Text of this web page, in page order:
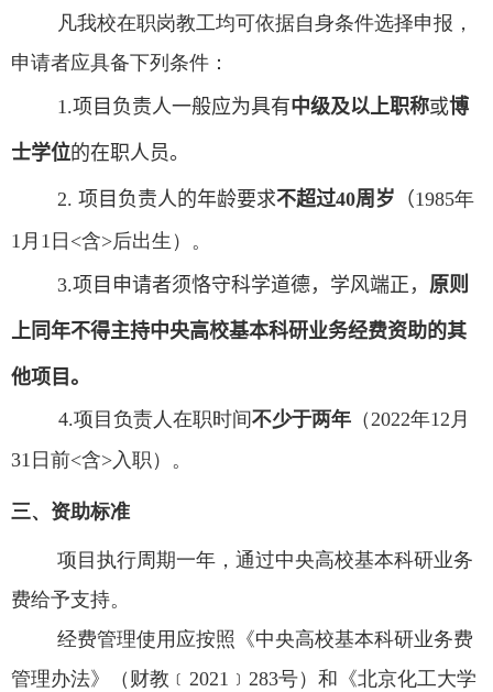
凡我校在职岗教工均可依据自身条件选择申报，
申请者应具备下列条件：
1.项目负责人一般应为具有中级及以上职称或博
士学位的在职人员。
2.项目负责人的年龄要求不超过40周岁 （1985年
1 月 1 日 <含>后出生）。
3.项目申请者须恪守科学道德，学风端正， 原则
上同年不得主持中央高校基本科研业务经费资助的其
他项目。
4.项目负责人在职时间不少于两年 （2022年12 月
31 日前<含>入职）。
三、资助标准
项目执行周期一年，通过中央高校基本科研业务
费给予支持。
经费管理使用应按照《中央高校基本科研业务费
管理办法》（财教﹝ 2021﹞283号）和《北京化工大学